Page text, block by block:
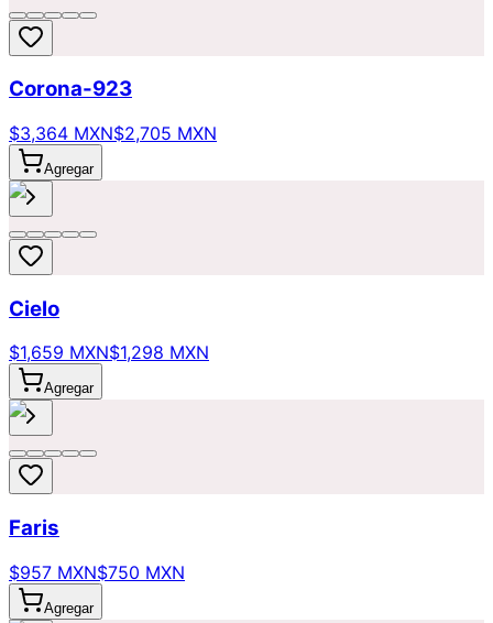
Corona-923
$3,364 MXN$2,705 MXN
Agregar
Cielo
$1,659 MXN$1,298 MXN
Agregar
Faris
$957 MXN$750 MXN
Agregar